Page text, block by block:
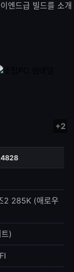
엔드급 빌드를 소개
사
+2
2 285K (애로우
)